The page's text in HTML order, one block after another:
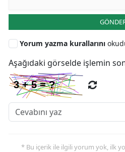
Yorum yazma kurallarını
Aşağıdaki görselde işlemin
* Bu içerik ile ilgili yorum yok, ilk